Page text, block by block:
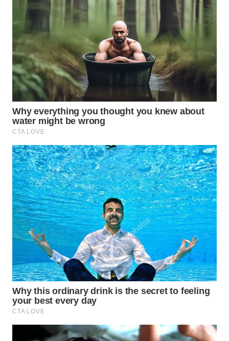
WN
LANGKAT
WN
TAPANULI
SELATAN
WN
TANJUNG
LESUNG
WN
KARO
WN
SIMALUNGUN
WN
LABUHANBATU
WN
TAPANULI
TENGAH
SERDANG